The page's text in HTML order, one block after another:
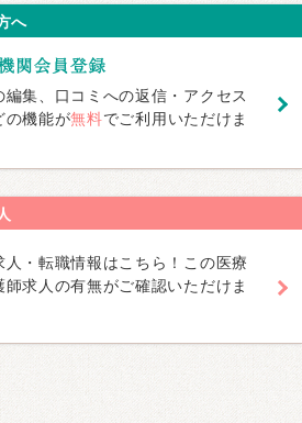
へ
編集、口コミへの返信・アクセス
の機能が無料でご利用いただけま
人・転職情報はこちら！この医療
師求人の有無がご確認いただけま